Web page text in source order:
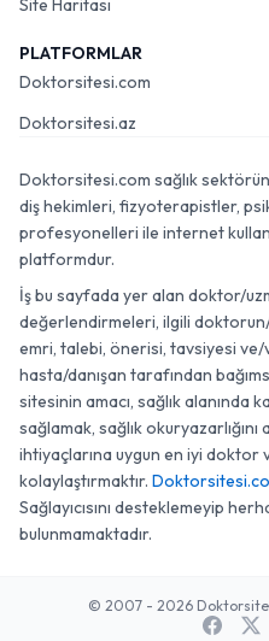
Site Haritası
PLATFORMLAR
Doktorsitesi.com
Doktorsitesi.az
Doktorsitesi.com sağlık
diş hekimleri, fizyoterapistler,
profesyonelleri ile internet
platformdur.
İş bu sayfada yer alan doktor/
değerlendirmeleri, ilgili
emri, talebi, önerisi, tavsiyesi ve/
hasta/danışan tarafından
sitesinin amacı, sağlık alanında
sağlamak, sağlık okuryazarlığını
ihtiyaçlarına uygun en iyi doktor
kolaylaştırmaktır.
Sağlayıcısını desteklemeyip
bulunmamaktadır.
© 2007 - 2026